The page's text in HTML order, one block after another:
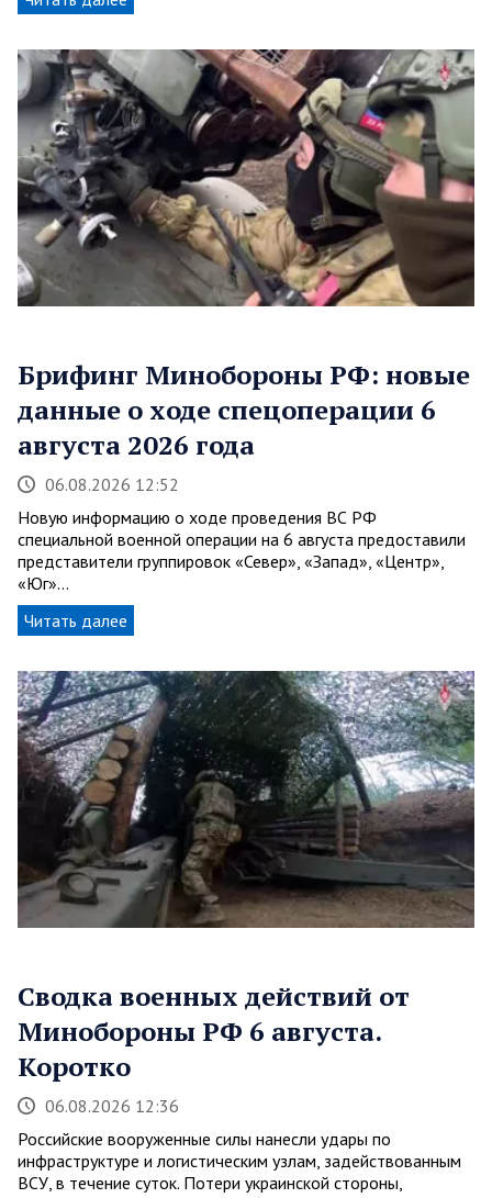
Брифинг Минобороны РФ: новые
данные о ходе спецоперации 6
августа 2026 года
06.08.2026 12:52
Новую информацию о ходе проведения ВС РФ
специальной военной операции на 6 августа предоставили
представители группировок «Север», «Запад», «Центр»,
«Юг»…
Читать далее
Сводка военных действий от
Минобороны РФ 6 августа.
Коротко
06.08.2026 12:36
Российские вооруженные силы нанесли удары по
инфраструктуре и логистическим узлам, задействованным
ВСУ, в течение суток. Потери украинской стороны,